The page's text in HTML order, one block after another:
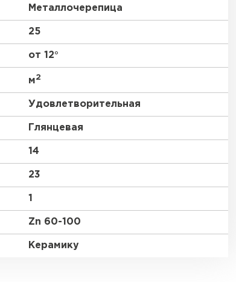
Металлочерепица
25
от 12°
м2
Удовлетворительная
Глянцевая
14
23
1
Zn 60-100
Керамику